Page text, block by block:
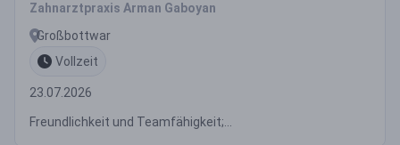
Zahnarztpraxis Arman Gaboyan
Großbottwar
Vollzeit
23.07.2026
Freundlichkeit und Teamfähigkeit;...